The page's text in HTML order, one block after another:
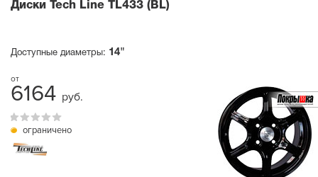
Диски Tech Line TL433 (BL)
Доступные диаметры: 14"
6164 руб.
ограничено